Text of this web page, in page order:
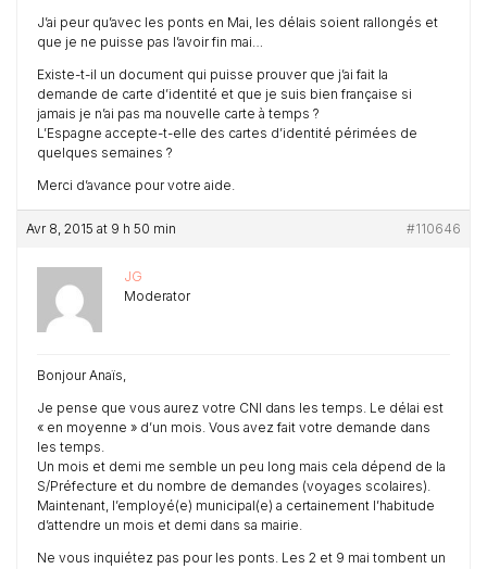
J’ai peur qu’avec les ponts en Mai, les délais soient rallongés et
que je ne puisse pas l’avoir fin mai…
Existe-t-il un document qui puisse prouver que j’ai fait la
demande de carte d’identité et que je suis bien française si
jamais je n’ai pas ma nouvelle carte à temps ?
L’Espagne accepte-t-elle des cartes d’identité périmées de
quelques semaines ?
Merci d’avance pour votre aide.
Avr 8, 2015 at 9 h 50 min #110646
JG
Moderator
Bonjour Anaïs,
Je pense que vous aurez votre CNI dans les temps. Le délai est
« en moyenne » d’un mois. Vous avez fait votre demande dans
les temps.
Un mois et demi me semble un peu long mais cela dépend de la
S/Préfecture et du nombre de demandes (voyages scolaires).
Maintenant, l’employé(e) municipal(e) a certainement l’habitude
d’attendre un mois et demi dans sa mairie.
Ne vous inquiétez pas pour les ponts. Les 2 et 9 mai tombent un